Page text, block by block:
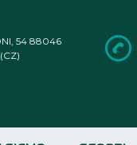
54 88046